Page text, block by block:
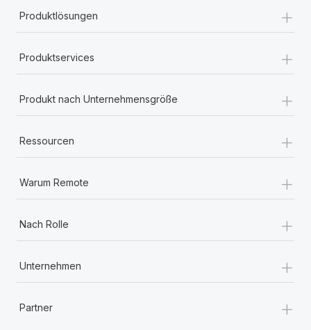
Produktlösungen +
Produktservices +
Produkt nach Unternehmensgröße +
Ressourcen +
Warum Remote +
Nach Rolle +
Unternehmen +
Partner +